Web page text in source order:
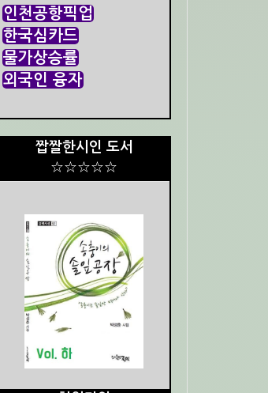
인천공항픽업
한국심카드
물가상승률
외국인 융자
짭짤한시인 도서
☆☆☆☆☆